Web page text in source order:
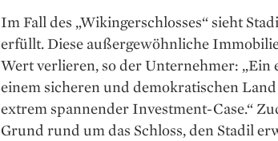
Im Fall des „Wikingerschlosses“ sieht
erfüllt. Diese außergewöhnliche
Wert verlieren, so der Unternehmer: „Ein
einem sicheren und demokratischen
extrem spannender Investment-Case.“
Grund rund um das Schloss, den Stadil